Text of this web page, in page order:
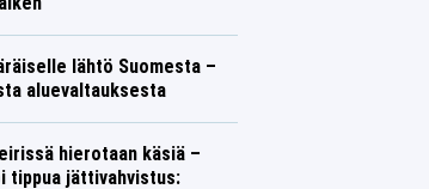
lähtö Suomesta –
aluevaltauksesta
hierotaan käsiä –
tippua jättivahvistus: